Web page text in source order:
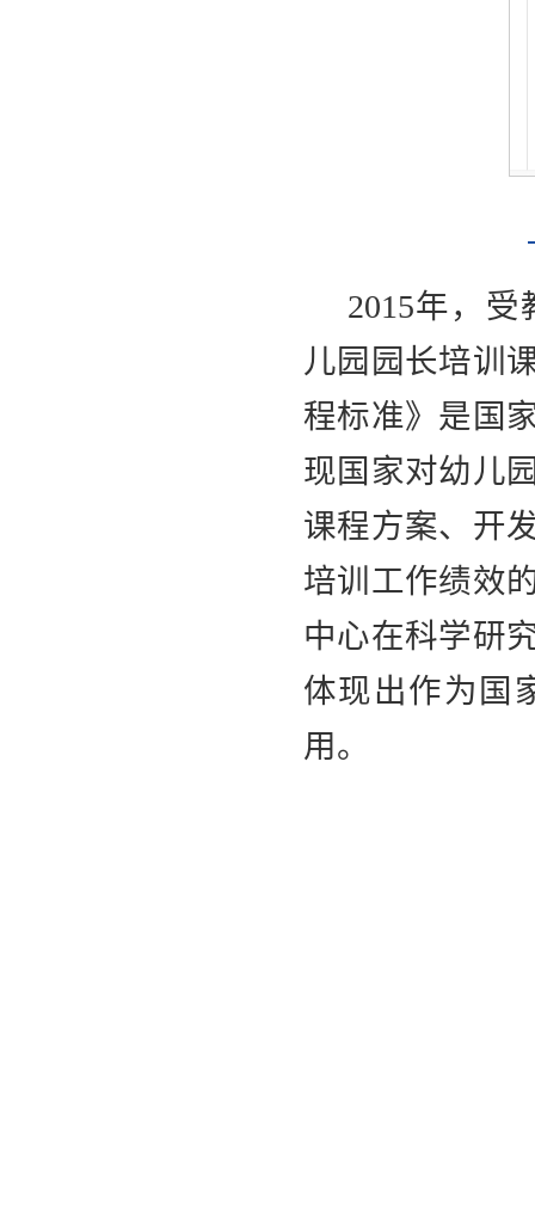
2015年，
儿园园长培训
程标准》是国
现国家对幼儿
课程方案、开
培训工作绩效
中心在科学研
体现出作为国
用。